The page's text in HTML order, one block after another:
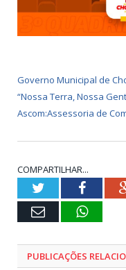
Governo Municipal de
“Nossa Terra, Nossa
Ascom:Assessoria de
COMPARTILHAR...
Twitter
E-
PUBLICAÇÕES